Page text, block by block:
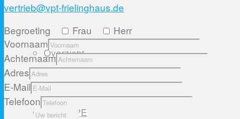
Overzicht
Bio-HDPE
vertrieb@vpt-frielinghaus.de
Begroeting
Frau
Herr
Voornaam
Achternaam
Adres
E-Mail
Telefoon